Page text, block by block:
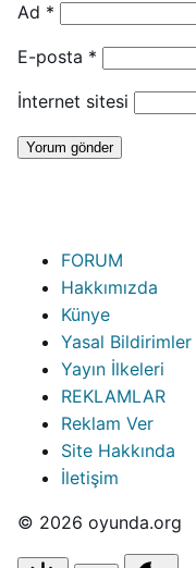
Ad *
E-posta *
İnternet sitesi
FORUM
Hakkımızda
Künye
Yasal Bildirimler
Yayın İlkeleri
REKLAMLAR
Reklam Ver
Site Hakkında
İletişim
© 2026 oyunda.org